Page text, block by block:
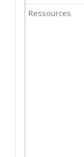
Ressources